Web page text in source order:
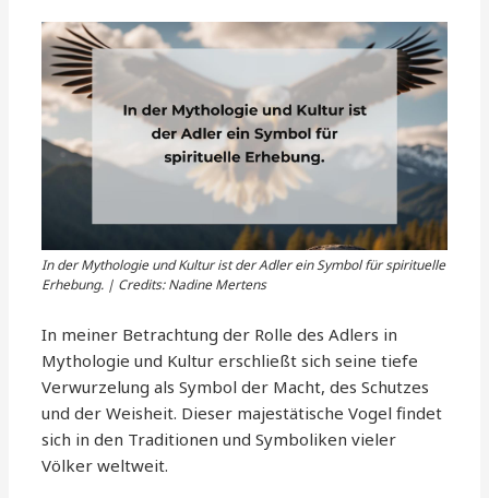
In der Mythologie und Kultur ist der Adler ein Symbol für spirituelle
Erhebung. | Credits: Nadine Mertens
In meiner Betrachtung der Rolle des Adlers in
Mythologie und Kultur erschließt sich seine tiefe
Verwurzelung als Symbol der Macht, des Schutzes
und der Weisheit. Dieser majestätische Vogel findet
sich in den Traditionen und Symboliken vieler
Völker weltweit.